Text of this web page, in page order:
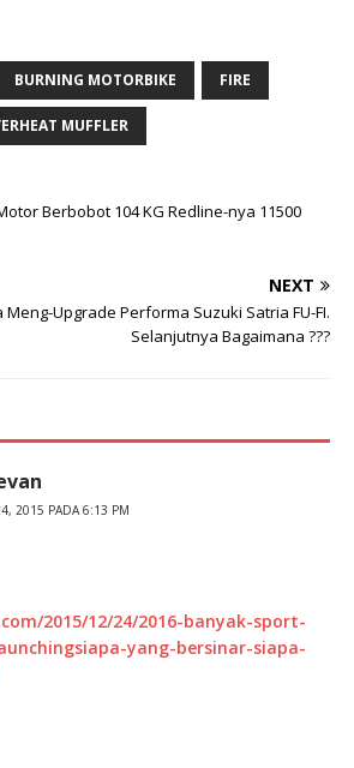
BURNING MOTORBIKE FIRE
MUFFLER
Berbobot 104 KG Redline-nya 11500
NEXT
Upgrade Performa Suzuki Satria FU-FI.
Selanjutnya Bagaimana ???
2015 PADA 6:13 PM
2015/12/24/2016-banyak-sport-
yang-bersinar-siapa-